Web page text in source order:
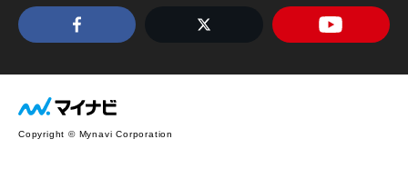
Copyright © Mynavi Corporation